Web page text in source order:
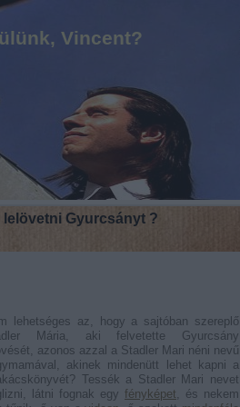
Vincent?
Gyurcsányt ?
lehetséges az, hogy a sajtóban szereplő
Mária, aki felvetette Gyurcsány
azonos azzal a Stadler Mari néni nevű
akinek mindenütt lehet kapni a
Tessék a Stadler Mari nevet
látni fognak egy fényképet, és nekem